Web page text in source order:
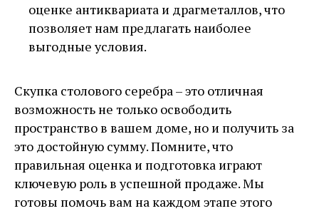
оценке антиквариата и драгметаллов, что
позволяет нам предлагать наиболее
выгодные условия.
Скупка столового серебра – это отличная
возможность не только освободить
пространство в вашем доме, но и получить за
это достойную сумму. Помните, что
правильная оценка и подготовка играют
ключевую роль в успешной продаже. Мы
готовы помочь вам на каждом этапе этого